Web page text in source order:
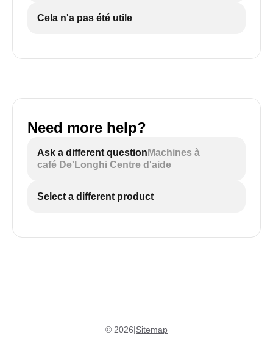
Cela n'a pas été utile
Need more help?
Ask a different question Machines à
café De'Longhi Centre d'aide
Select a different product
© 2026|Sitemap